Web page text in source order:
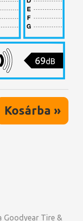
69dB
Kosárba »
Goodyear Tire &